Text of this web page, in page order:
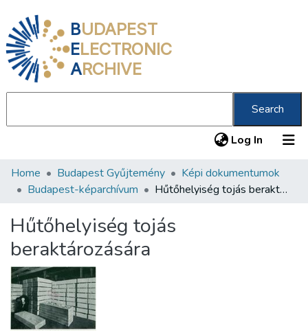
BUDAPEST
ELECTRONIC
ARCHIVE
Search
Log In (current)
Communities & Collections
Statistics
About us
Home Budapest Gyűjtemény
Képi dokumentumok
Budapest-képarchívum
Hűtőhelyiség tojás beraktározására
Hűtőhelyiség tojás
beraktározására